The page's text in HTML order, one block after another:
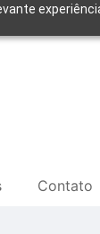
Contato